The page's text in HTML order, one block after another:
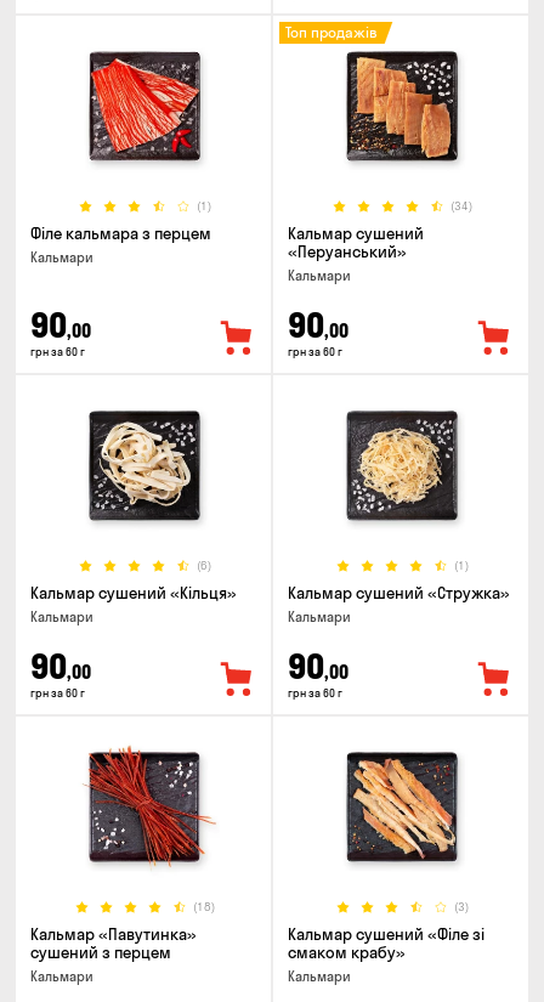
(1)
Філе кальмара з перцем
Кальмари
90,00
грн за 60 г
(34)
Топ продажів
Кальмар сушений
«Перуанський»
Кальмари
90,00
грн за 60 г
(6)
Кальмар сушений «Кільця»
Кальмари
90,00
грн за 60 г
(1)
Кальмар сушений «Стружка»
Кальмари
90,00
грн за 60 г
(18)
Кальмар «Павутинка»
сушений з перцем
Кальмари
(3)
Кальмар сушений «Філе зі
смаком крабу»
Кальмари